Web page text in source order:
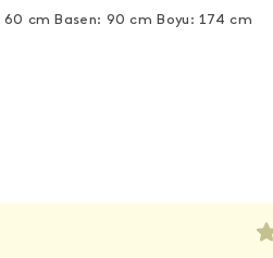
cm Basen: 90 cm Boyu: 174 cm